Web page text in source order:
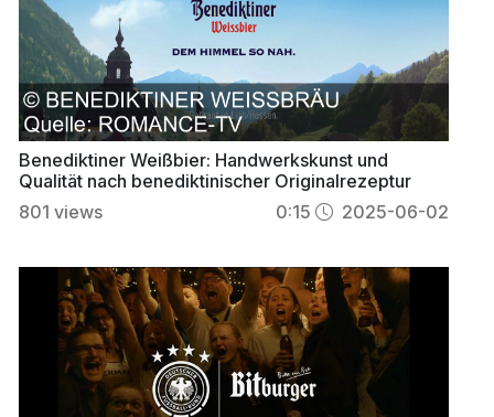
Benediktiner Weißbier: Handwerkskunst und
Qualität nach benediktinischer Originalrezeptur
801 views 0:15 2025-06-02